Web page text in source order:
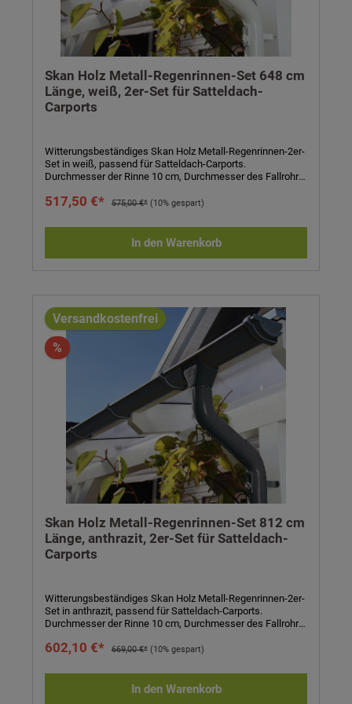
Skan Holz Metall-Regenrinnen-Set 648 cm
Länge, weiß, 2er-Set für Satteldach-
Carports
Witterungsbeständiges Skan Holz Metall-Regenrinnen-2er-
Set in weiß, passend für Satteldach-Carports.
Durchmesser der Rinne 10 cm, Durchmesser des Fallrohrs
Ablaufrohrbogen, Verbindungselementen, Rohrschellen,
Aufbauanleitung. Einfaches Stecken und Verklemmen der
Teile, einmaliges Verkleben der Rinnenendstücke und
alterungsbeständig, farbbeständig- inkl. Regenrinne,
Fallrohr, Ablaufrohrbogen, Verbindungselementen,
Rohrschellen, Regenrinnenhaltern, Silikonkartusche zum
Abdichten und Aufbauanleitung
517,50 €* 575,00 €* (10% gespart)
In den Warenkorb
Versandkostenfrei
%
Skan Holz Metall-Regenrinnen-Set 812 cm
Länge, anthrazit, 2er-Set für Satteldach-
Carports
Witterungsbeständiges Skan Holz Metall-Regenrinnen-2er-
Set in anthrazit, passend für Satteldach-Carports.
Durchmesser der Rinne 10 cm, Durchmesser des Fallrohrs
Ablaufrohrbogen, Verbindungselementen, Rohrschellen,
Aufbauanleitung. Einfaches Stecken und Verklemmen der
Teile, einmaliges Verkleben der Rinnenendstücke und
602,10 €* 669,00 €* (10% gespart)
In den Warenkorb